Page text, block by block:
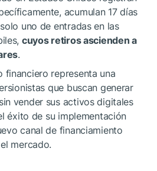
acumulan 17 días
uno de entradas en las
cuyos retiros ascienden a
.
financiero representa una
que buscan generar
vender sus activos digitales
éxito de su implementación
canal de financiamiento
mercado.